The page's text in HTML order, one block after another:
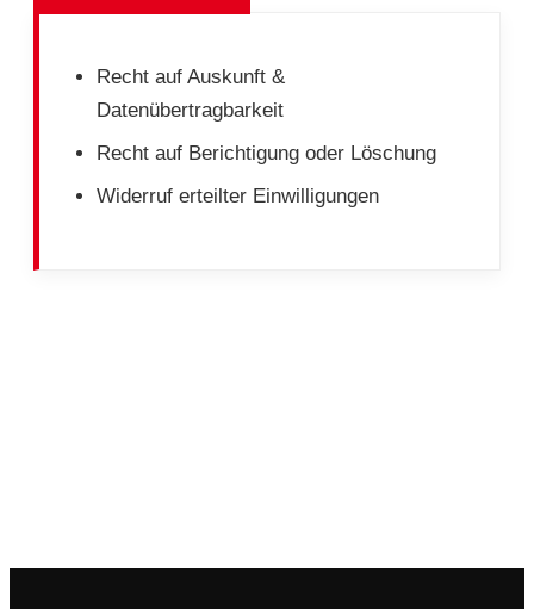
Recht auf Auskunft &
Datenübertragbarkeit
Recht auf Berichtigung oder Löschung
Widerruf erteilter Einwilligungen